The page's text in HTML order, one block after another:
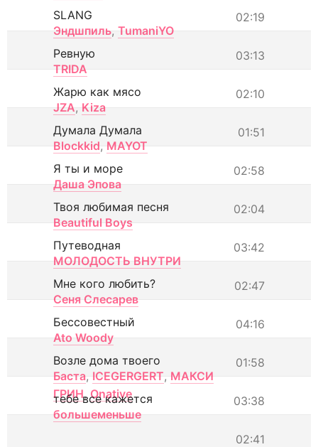
02:19
SLANG
Эндшпиль, TumaniYO
03:13
Ревную
TRIDA
02:10
Жарю как мясо
JZA, Kiza
01:51
Думала Думала
Blockkid, MAYOT
02:58
Я ты и море
Даша Эпова
02:04
Твоя любимая песня
Beautiful Boys
03:42
Путеводная
МОЛОДОСТЬ ВНУТРИ
02:47
Мне кого любить?
Сеня Слесарев
04:16
Бессовестный
Ato Woody
01:58
Возле дома твоего
Баста, ICEGERGERT, МАКСИ
ГРИН, Onative 03:38
тебе все кажется
большеменьше
02:41